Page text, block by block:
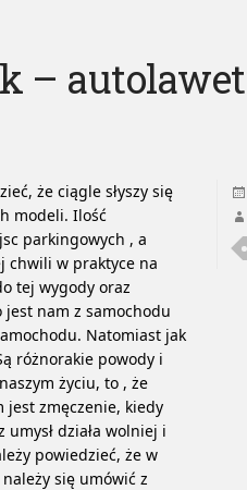
–
że ciągle słyszy się
modeli. Ilość
parkingowych , a
chwili w praktyce na
tej wygody oraz
nam z samochodu
Natomiast jak
różnorakie powody i
życiu, to , że
jest zmęczenie, kiedy
działa wolniej i
powiedzieć, że w
się umówić z